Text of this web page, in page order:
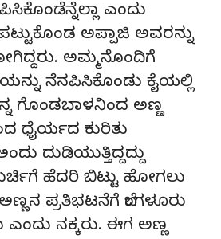
ಎಂದು
ಅಪ್ಪಾಜಿ ಅವರನ್ನು
ಅಮ್ಮನೊಂದಿಗೆ
ನೆನಪಿಸಿಕೊಂಡು ಕೈಯಲ್ಲಿ
ಗೊಂಡಬಾಳನಿಂದ ಅಣ್ಣ
ಧೈರ್ಯದ ಕುರಿತು
ದುಡಿಯುತ್ತಿದ್ದದ್ದು
ಹೆದರಿ ಬಿಟ್ಟು ಹೋಗಲು
ಪ್ರತಿಭಟನೆಗೆ ಬೆಂಗಳೂರು
ನಕ್ಕರು. ಈಗ ಅಣ್ಣ